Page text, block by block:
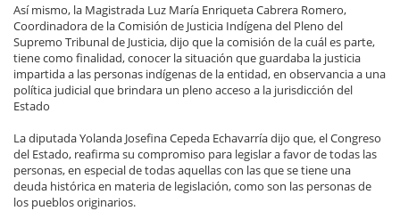
Así mismo, la Magistrada Luz María Enriqueta Cabrera Romero,
Coordinadora de la Comisión de Justicia Indígena del Pleno del
Supremo Tribunal de Justicia, dijo que la comisión de la cuál es parte,
tiene como finalidad, conocer la situación que guardaba la justicia
impartida a las personas indígenas de la entidad, en observancia a una
política judicial que brindara un pleno acceso a la jurisdicción del
Estado
La diputada Yolanda Josefina Cepeda Echavarría dijo que, el Congreso
del Estado, reafirma su compromiso para legislar a favor de todas las
personas, en especial de todas aquellas con las que se tiene una
deuda histórica en materia de legislación, como son las personas de
los pueblos originarios.